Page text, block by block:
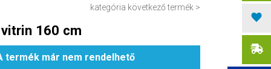
kategória következő termék >
160 cm
termék már nem rendelhető